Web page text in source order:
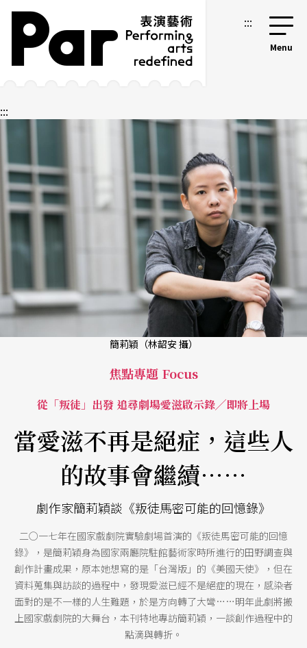
跳到主要內容區塊
網站導覽 :::
:::
簡莉穎（林韶安 攝）
焦點專題 Focus
從「叛徒」出發 追尋劇場愛滋啟示錄╱即將上場
當愛滋不再是絕症，這些人
的故事會繼續……
劇作家簡莉穎談《叛徒馬密可能的回憶錄》
二○一七年在國家戲劇院實驗劇場首演的《叛徒馬密可能的回憶
錄》，是簡莉穎身為國家兩廳院駐館藝術家時所進行的田野調查與
創作計畫成果，原本她想寫的是「台灣版」的《美國天使》，但在
資料蒐集與訪談的過程中，發現愛滋已經不是絕症的現在，感染者
面對的是不一樣的人生難題，於是方向轉了大彎……明年此劇將搬
上國家戲劇院的大舞台，本刊特地專訪簡莉穎，一談創作過程中的
點滴與轉折。